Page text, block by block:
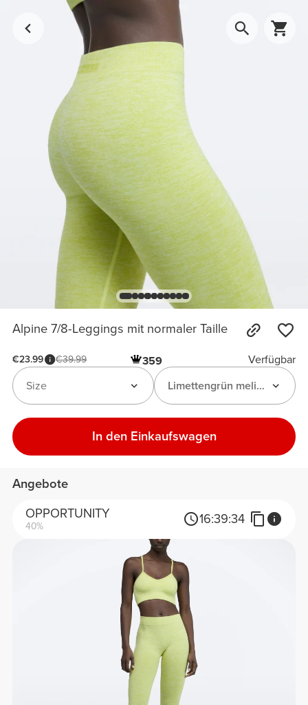
Alpine 7/8-Leggings mit normaler Taille
€23.99 €39.99 359
Verfügbar
Limettengrün meliert
Size
In den Einkaufswagen
Angebote
OPPORTUNITY
40% 16:39:34